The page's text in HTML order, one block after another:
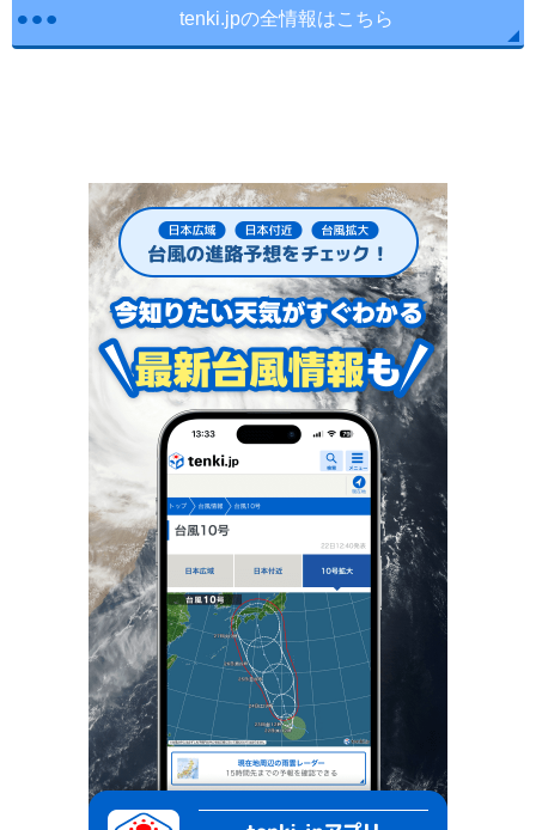
tenki.jpの全情報はこちら